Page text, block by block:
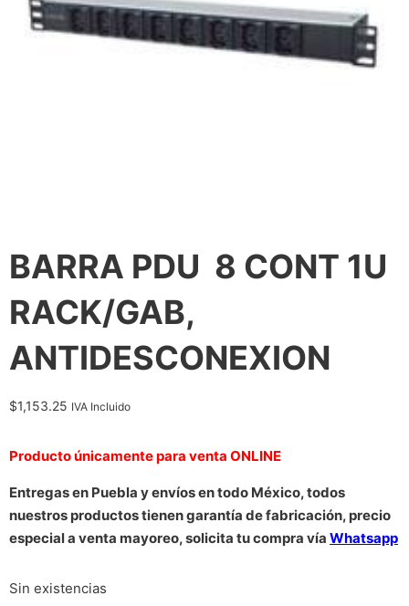
BARRA PDU 8 CONT 1U
RACK/GAB,
ANTIDESCONEXION
$1,153.25 IVA Incluido
Producto únicamente para venta ONLINE
Entregas en Puebla y envíos en todo México, todos
nuestros productos tienen garantía de fabricación, precio
especial a venta mayoreo, solicita tu compra vía Whatsapp
Sin existencias